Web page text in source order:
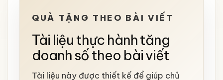
QUÀ TẶNG THEO BÀI VIẾT
Tài liệu thực hành tăng
doanh số theo bài viết
Tài liệu này được thiết kế để giúp chủ